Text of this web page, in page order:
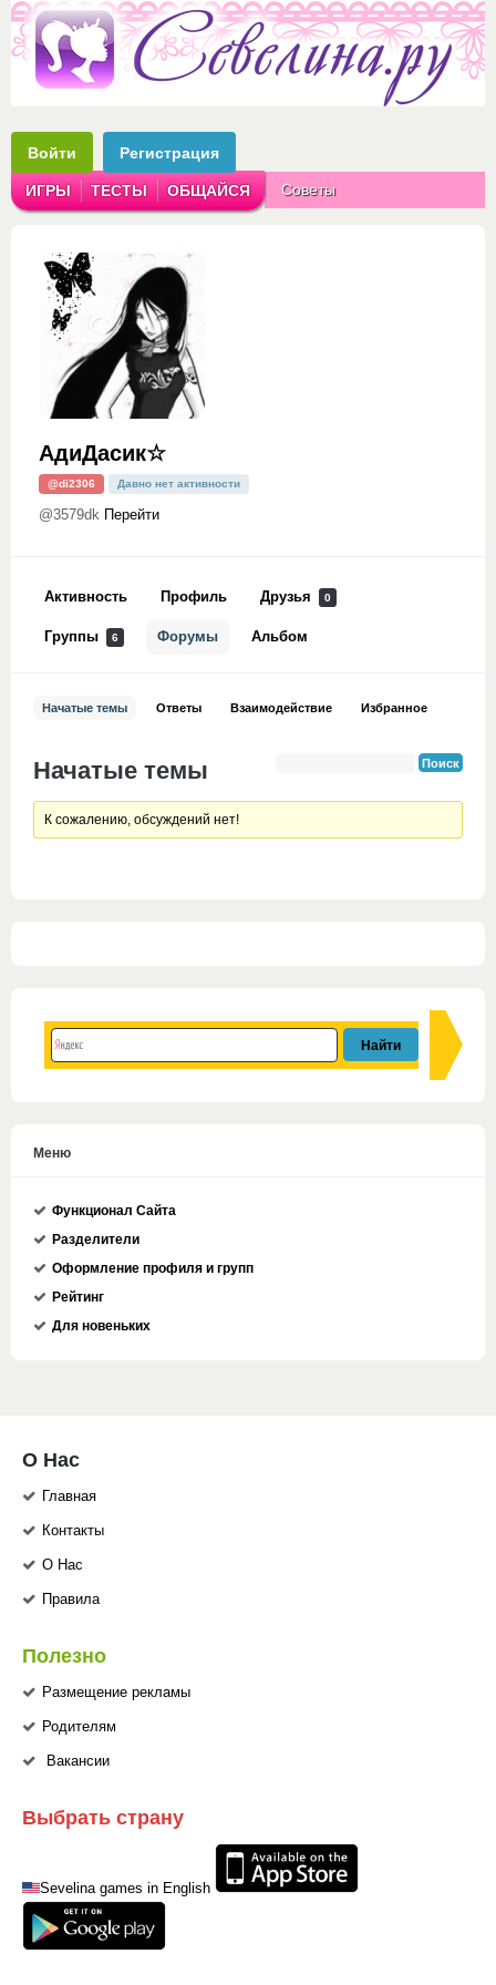
Войти Регистрация
ИГРЫ ТЕСТЫ ОБЩАЙСЯ Советы
АдиДасик☆
@di2306 Давно нет активности
@3579dk Перейти
Активность Профиль Друзья 0
Группы 6 Форумы Альбом
Начатые темы Ответы Взаимодействие Избранное
Начатые темы
К сожалению, обсуждений нет!
Меню
Функционал Сайта
Разделители
Оформление профиля и групп
Рейтинг
Для новеньких
О Нас
Главная
Контакты
О Нас
Правила
Полезно
Размещение рекламы
Родителям
Вакансии
Выбрать страну
Sevelina games in English